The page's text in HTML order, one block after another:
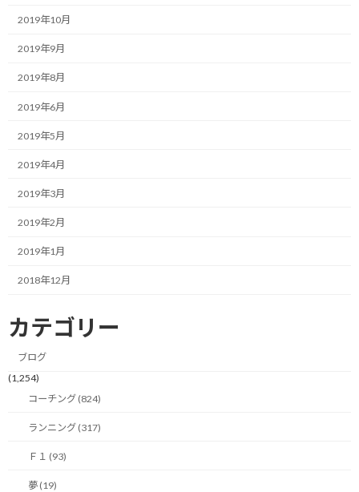
2019年10月
2019年9月
2019年8月
2019年6月
2019年5月
2019年4月
2019年3月
2019年2月
2019年1月
2018年12月
カテゴリー
ブログ
(1,254)
コーチング (824)
ランニング (317)
Ｆ１ (93)
夢 (19)